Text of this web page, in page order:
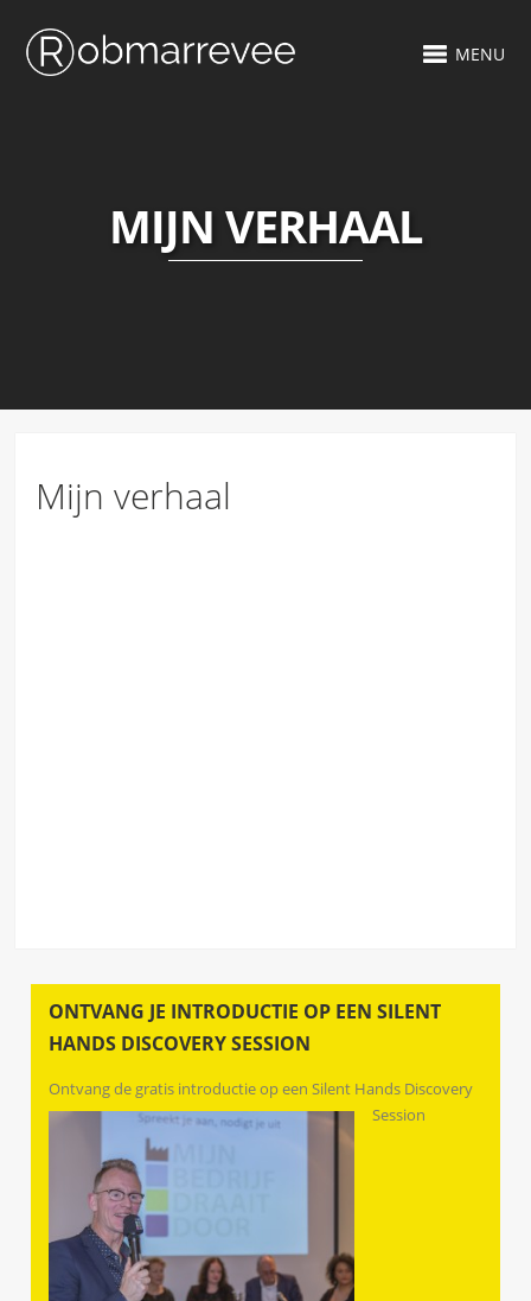
MENU
MIJN VERHAAL
Mijn verhaal
ONTVANG JE INTRODUCTIE OP EEN SILENT
HANDS DISCOVERY SESSION
Ontvang de gratis introductie op een Silent Hands Discovery
Session